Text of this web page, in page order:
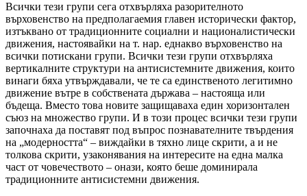
Всички тези групи сега отхвърляха разорителното
върховенство на предполагаемия главен исторически фактор,
изтъквано от традиционните социални и националистически
движения, настоявайки на т. нар. еднакво върховенство на
всички потискани групи. Всички тези групи отхвърляха
вертикалните структури на антисистемните движения, които
винаги бяха утвърждавали, че те са единственото легитимно
движение вътре в собствената държава – настояща или
бъдеща. Вместо това новите защищаваха един хоризонтален
съюз на множество групи. И в този процес всички тези групи
започнаха да поставят под въпрос познавателните твърдения
на „модерността“ – виждайки в тяхно лице скрити, а и не
толкова скрити, узаконявания на интересите на една малка
част от човечеството – онази, която беше доминирала
традиционните антисистемни движения.